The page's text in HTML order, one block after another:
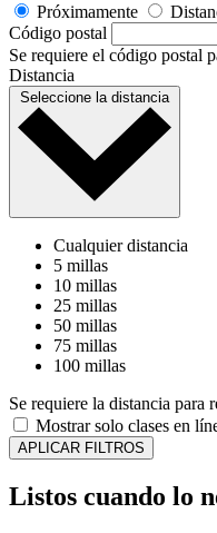
Próximamente
Código postal
Se requiere el código postal
Distancia
Seleccione la distancia
Cualquier distancia
5 millas
10 millas
25 millas
50 millas
75 millas
100 millas
Se requiere la distancia para
Mostrar solo clases en
APLICAR FILTROS
Listos cuando lo